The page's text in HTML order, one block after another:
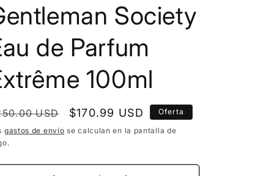
Society
de Parfum
100ml
USD
Precio
de
$170.99 USD Oferta
gastos de envío se calculan en la pantalla de